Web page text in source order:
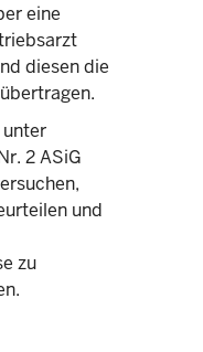
eine
diesen die
2 ASiG
und
zu